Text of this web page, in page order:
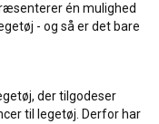
én mulighed
- og så er det bare
der tilgodeser
til legetøj. Derfor har